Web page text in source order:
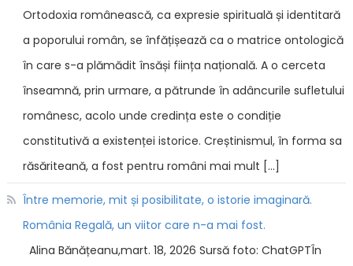
Ortodoxia românească, ca expresie spirituală și identitară
a poporului român, se înfățișează ca o matrice ontologică
în care s-a plămădit însăși ființa națională. A o cerceta
înseamnă, prin urmare, a pătrunde în adâncurile sufletului
românesc, acolo unde credința este o condiție
constitutivă a existenței istorice. Creștinismul, în forma sa
răsăriteană, a fost pentru români mai mult […]
Între memorie, mit și posibilitate, o istorie imaginară.
România Regală, un viitor care n-a mai fost.
Alina Bănățeanu,mart. 18, 2026 Sursă foto: ChatGPTÎn